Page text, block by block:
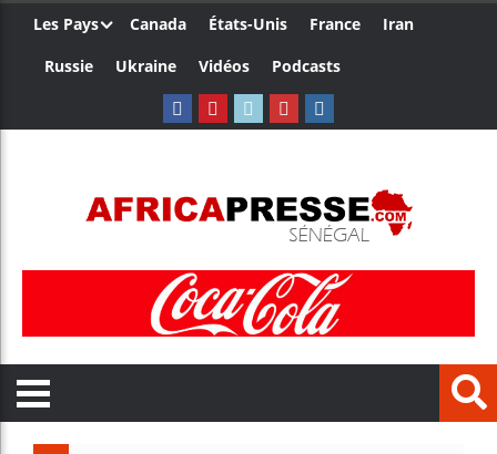
Les Pays Canada États-Unis France
Iran
Russie
Ukraine Vidéos Podcasts